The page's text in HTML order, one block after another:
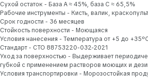
Сухой остаток - База А ≈ 45%, база С ≈ 65,5%
Рабочие инструменты - Кисть, валик, краскопульт
Срок годности - 36 месяцев
Стойкость поверхности - Моющаяся
Условия нанесения - Температура от +5 до
Стандарт - СТО 88753220-032-2021
Уход за поверхностью - Выдерживает
губкой с применением растворов моющих и
Условия транспортировки - Морозостойкая